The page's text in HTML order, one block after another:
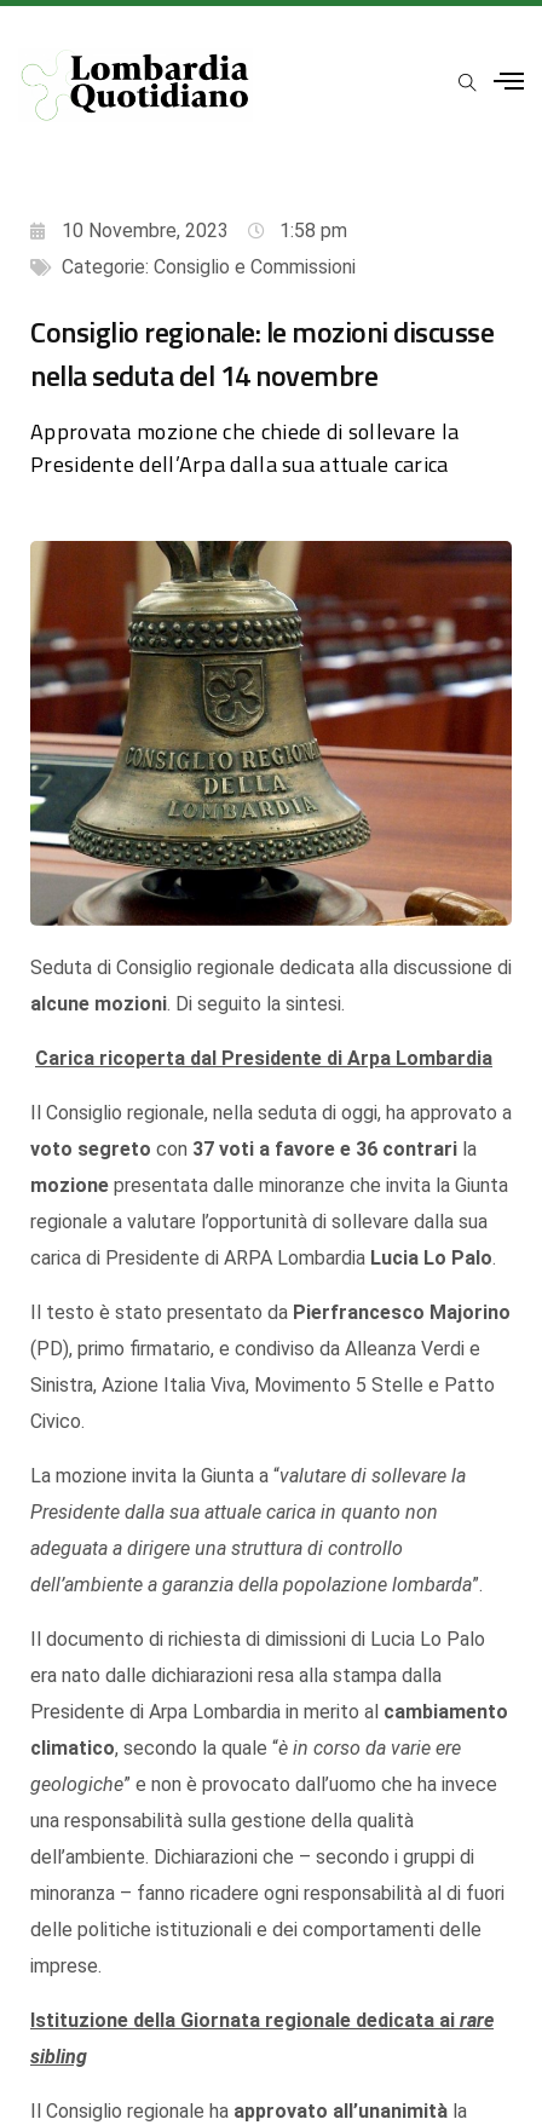
10 Novembre, 2023
1:58 pm
Categorie: Consiglio e Commissioni
Consiglio regionale: le mozioni discusse
nella seduta del 14 novembre
Approvata mozione che chiede di sollevare la
Presidente dell’Arpa dalla sua attuale carica
Seduta di Consiglio regionale dedicata alla discussione di
alcune mozioni. Di seguito la sintesi.
Carica ricoperta dal Presidente di Arpa Lombardia
Il Consiglio regionale, nella seduta di oggi, ha approvato a
voto segreto con 37 voti a favore e 36 contrari la
mozione presentata dalle minoranze che invita la Giunta
regionale a valutare l’opportunità di sollevare dalla sua
carica di Presidente di ARPA Lombardia Lucia Lo Palo.
Il testo è stato presentato da Pierfrancesco Majorino
(PD), primo firmatario, e condiviso da Alleanza Verdi e
Sinistra, Azione Italia Viva, Movimento 5 Stelle e Patto
Civico.
La mozione invita la Giunta a “valutare di sollevare la
Presidente dalla sua attuale carica in quanto non
adeguata a dirigere una struttura di controllo
dell’ambiente a garanzia della popolazione lombarda”.
Il documento di richiesta di dimissioni di Lucia Lo Palo
era nato dalle dichiarazioni resa alla stampa dalla
Presidente di Arpa Lombardia in merito al cambiamento
climatico, secondo la quale “è in corso da varie ere
geologiche” e non è provocato dall’uomo che ha invece
una responsabilità sulla gestione della qualità
dell’ambiente. Dichiarazioni che – secondo i gruppi di
minoranza – fanno ricadere ogni responsabilità al di fuori
delle politiche istituzionali e dei comportamenti delle
imprese.
Istituzione della Giornata regionale dedicata ai rare
sibling
Il Consiglio regionale ha approvato all’unanimità la